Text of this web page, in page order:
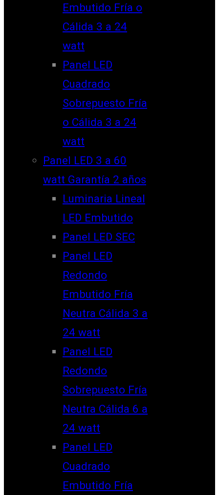
Embutido Fría o
Cálida 3 a 24
watt
Panel LED
Cuadrado
Sobrepuesto Fría
o Cálida 3 a 24
watt
Panel LED 3 a 60
watt Garantía 2 años
Luminaria Lineal
LED Embutido
Panel LED SEC
Panel LED
Redondo
Embutido Fría
Neutra Cálida 3 a
24 watt
Panel LED
Redondo
Sobrepuesto Fría
Neutra Cálida 6 a
24 watt
Panel LED
Cuadrado
Embutido Fría